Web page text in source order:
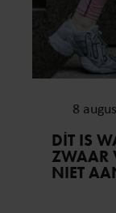
8
DÍT IS
ZWAAR
NIET